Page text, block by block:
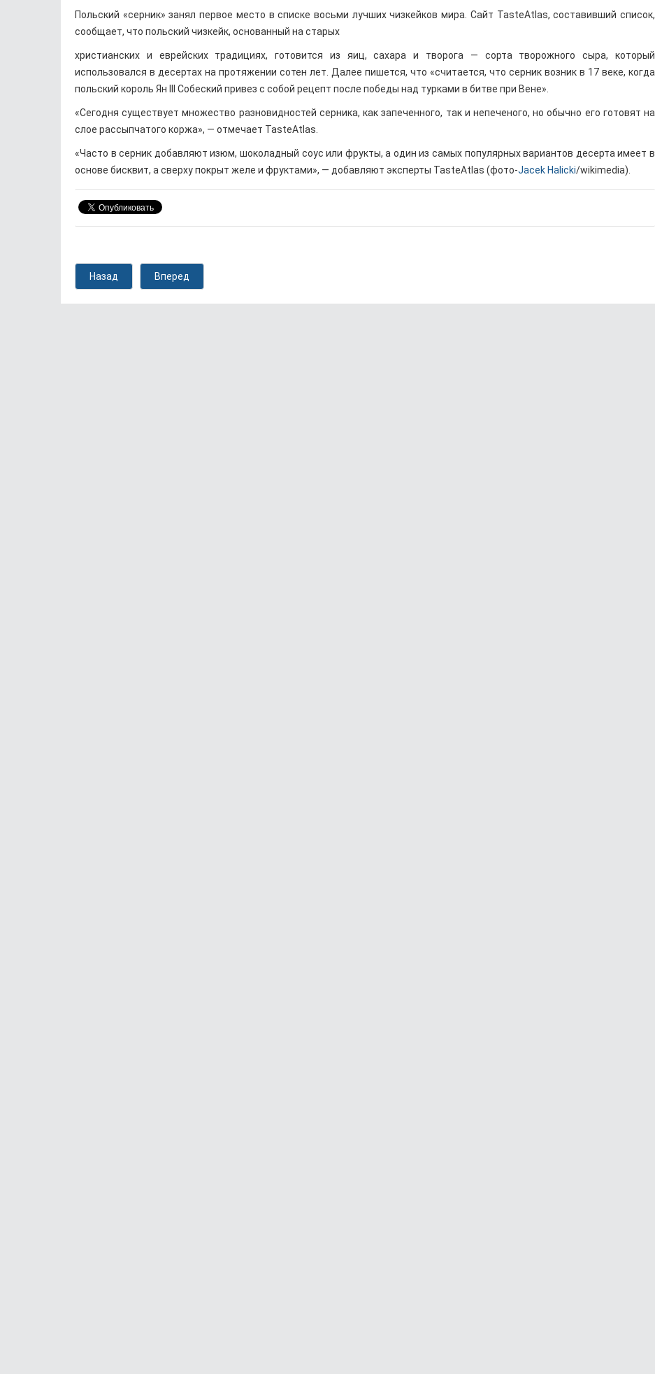
Польский «серник» занял первое место в списке восьми лучших чизкейков мира. Сайт TasteAtlas, составивший список,
сообщает, что польский чизкейк, основанный на старых
христианских и еврейских традициях, готовится из яиц, сахара и творога — сорта творожного сыра, который
использовался в десертах на протяжении сотен лет. Далее пишется, что «считается, что серник возник в 17 веке, когда
польский король Ян III Собеский привез с собой рецепт после победы над турками в битве при Вене».
«Сегодня существует множество разновидностей серника, как запеченного, так и непеченого, но обычно его готовят на
слое рассыпчатого коржа», — отмечает TasteAtlas.
«Часто в серник добавляют изюм, шоколадный соус или фрукты, а один из самых популярных вариантов десерта имеет в
основе бисквит, а сверху покрыт желе и фруктами», — добавляют эксперты TasteAtlas (фото-Jacek Halicki/wikimedia).
Назад Вперед